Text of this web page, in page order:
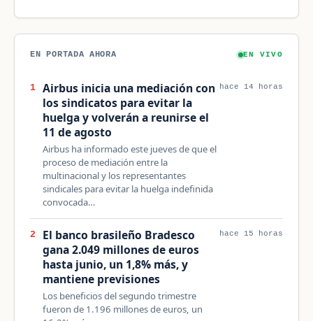
EN PORTADA AHORA EN VIVO
1
Airbus inicia una mediación con
los sindicatos para evitar la
huelga y volverán a reunirse el
11 de agosto
Airbus ha informado este jueves de que el
proceso de mediación entre la
multinacional y los representantes
sindicales para evitar la huelga indefinida
convocada…
hace 14 horas
2
El banco brasileño Bradesco
gana 2.049 millones de euros
hasta junio, un 1,8% más, y
mantiene previsiones
Los beneficios del segundo trimestre
fueron de 1.196 millones de euros, un
hace 15 horas